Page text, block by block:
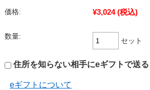
価格: ¥3,024 (税込)
数量:
セット
住所を知らない相手にeギフトで送る
eギフトについて